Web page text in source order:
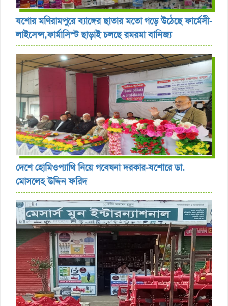
যশোর ‎মণিরামপুরে ব্যাঙ্গের ছাতার মতো গড়ে উঠেছে ফার্মেসী-
লাইসেন্স,ফার্মাসিস্ট ছাড়াই চলছে রমরমা বানিজ্য ‎
দেশে হোমিওপ্যাথি নিয়ে গবেষনা দরকার-যশোরে ডা.
মোসলেহ উদ্দিন ফরিদ